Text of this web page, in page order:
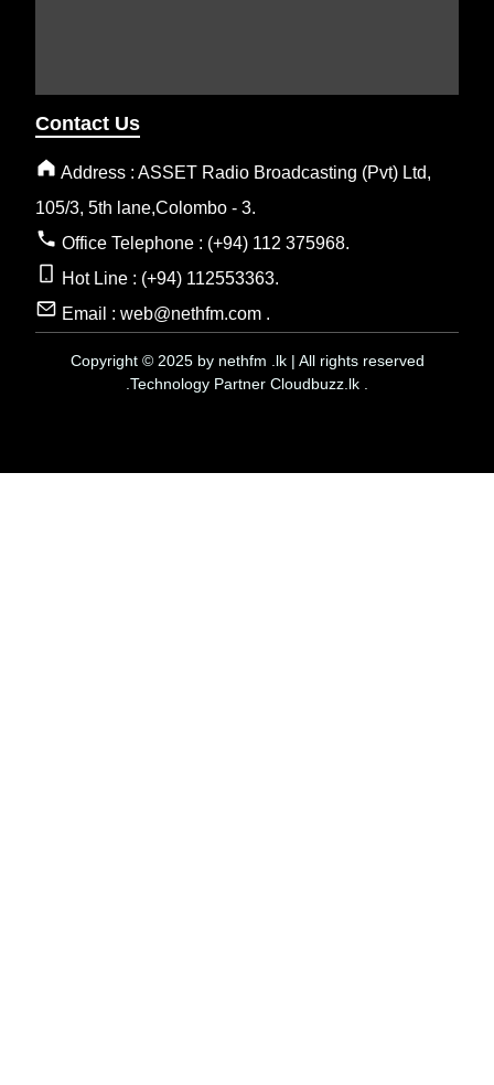
Contact Us
Address : ASSET Radio Broadcasting (Pvt) Ltd,
105/3, 5th lane,Colombo - 3.
Office Telephone : (+94) 112 375968.
Hot Line : (+94) 112553363.
Email : web@nethfm.com .
Copyright © 2025 by nethfm .lk | All rights reserved
.Technology Partner Cloudbuzz.lk .